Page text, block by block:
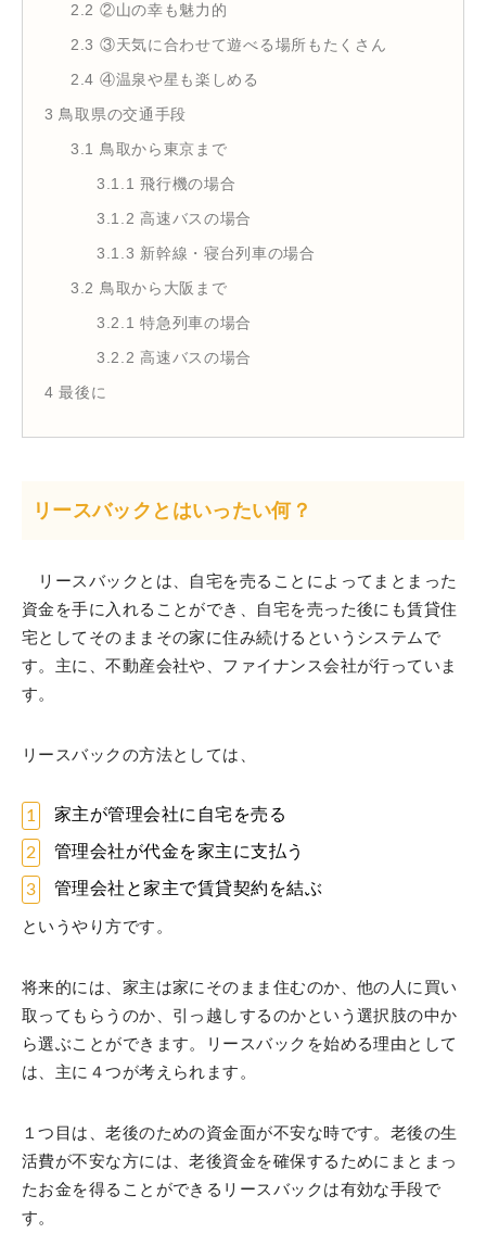
2.2 ②山の幸も魅力的
2.3 ③天気に合わせて遊べる場所もたくさん
2.4 ④温泉や星も楽しめる
3 鳥取県の交通手段
3.1
鳥取から東京まで
3.1.1 飛行機の場合
3.1.2 高速バスの場合
3.1.3 新幹線・寝台列車の場合
3.2 鳥取から大阪まで
3.2.1 特急列車の場合
3.2.2 高速バスの場合
4 最後に
リースバックとはいったい何？
リースバックとは、自宅を売ることによってまとまった
資金を手に入れることができ、自宅を売った後にも賃貸住
宅としてそのままその家に住み続けるというシステムで
す。主に、不動産会社や、ファイナンス会社が行っていま
す。
リースバックの方法としては、
家主が管理会社に自宅を売る
管理会社が代金を家主に支払う
管理会社と家主で賃貸契約を結ぶ
というやり方です。
将来的には、家主は家にそのまま住むのか、他の人に買い
取ってもらうのか、引っ越しするのかという選択肢の中か
ら選ぶことができます。リースバックを始める理由として
は、主に４つが考えられます。
１つ目は、老後のための資金面が不安な時です。老後の生
活費が不安な方には、老後資金を確保するためにまとまっ
たお金を得ることができるリースバックは有効な手段で
す。